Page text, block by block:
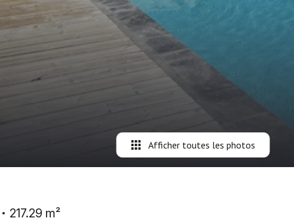
Afficher toutes les photos
217.29 m²